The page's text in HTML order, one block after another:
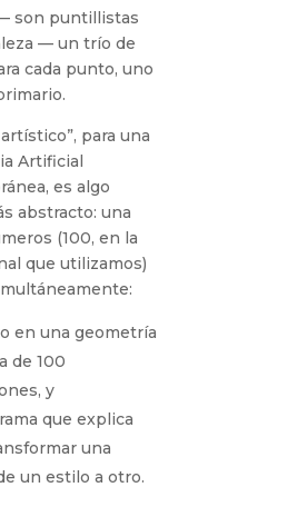
son puntillistas
— un trío de
cada punto, uno
para una
Artificial
es algo
abstracto: una
(100, en la
que utilizamos)
en una geometría
de 100
y
que explica
una
un estilo a otro.